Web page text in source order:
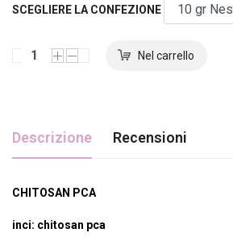
SCEGLIERE LA CONFEZIONE
Descrizione Recensioni
CHITOSAN PCA
inci: chitosan pca